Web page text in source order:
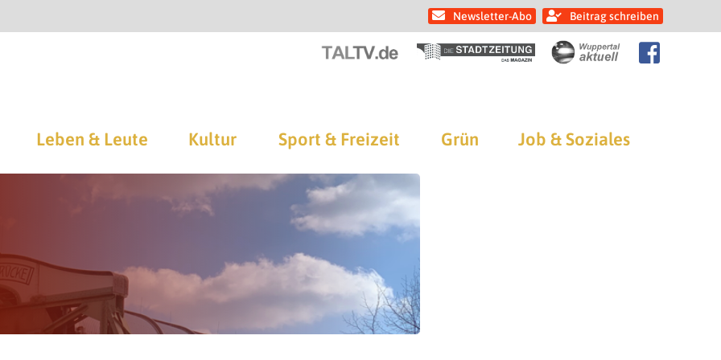
Newsletter-Abo Beitrag schreiben
Leben & Leute Kultur Sport & Freizeit Grün Job & Soziales